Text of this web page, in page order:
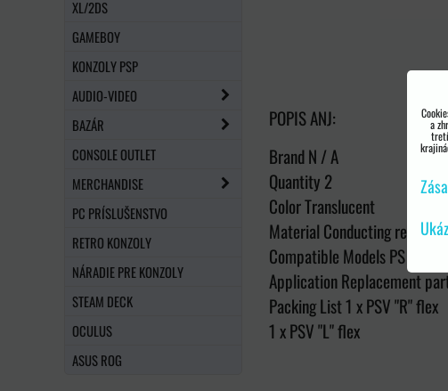
POPIS ANJ:
Brand N / A
Quantity 2
Color Translucent
Material Conducting resin
Compatible Models PS Vita
Application Replacement
Packing List 1 x PSV "R" flex
1 x PSV "L" flex
XL/2DS
GAMEBOY
KONZOLY PSP
AUDIO-VIDEO
BAZÁR
CONSOLE OUTLET
MERCHANDISE
PC PRÍSLUŠENSTVO
RETRO KONZOLY
NÁRADIE PRE KONZOLY
STEAM DECK
OCULUS
ASUS ROG
a